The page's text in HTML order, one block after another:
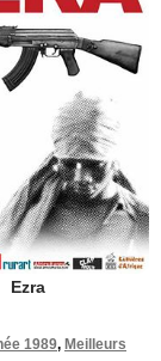
Ezra
1989, Meilleurs